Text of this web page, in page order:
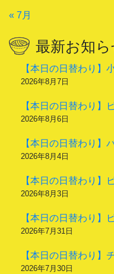
« 7月
最新お知ら
【本日の日替わり】
2026年8月7日
【本日の日替わり】
2026年8月6日
【本日の日替わり】
2026年8月4日
【本日の日替わり】
2026年8月3日
【本日の日替わり】
2026年7月31日
【本日の日替わり】
2026年7月30日